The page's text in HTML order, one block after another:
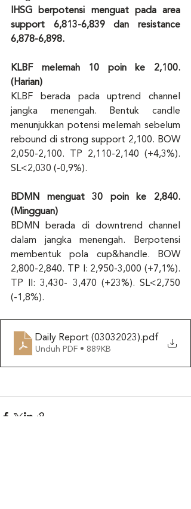
IHSG berpotensi menguat pada area
support 6,813-6,839 dan resistance
6,878-6,898.
KLBF melemah 10 poin ke 2,100.
(Harian)
KLBF berada pada uptrend channel
jangka menengah. Bentuk candle
menunjukkan potensi melemah sebelum
rebound di strong support 2,100. BOW
2,050-2,100. TP 2,110-2,140 (+4,3%).
SL<2,030 (-0,9%).
BDMN menguat 30 poin ke 2,840.
(Mingguan)
BDMN berada di downtrend channel
dalam jangka menengah. Berpotensi
membentuk pola cup&handle. BOW
2,800-2,840. TP I: 2,950-3,000 (+7,1%).
TP II: 3,430- 3,470 (+23%). SL<2,750
(-1,8%).
Daily Report (03032023).pdf
Unduh PDF • 889KB